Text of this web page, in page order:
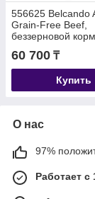
556625 Belcando
Grain-Free Beef,
беззерновой
взрослых собак с
говядиной, уп.12,5
60 700 ₸
Купить
О нас
97%
Работает с